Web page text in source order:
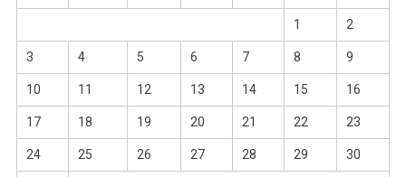
1 2
3 4 5 6 7 8 9
10 11 12 13 14 15 16
17 18 19 20 21 22 23
24 25 26 27 28 29 30